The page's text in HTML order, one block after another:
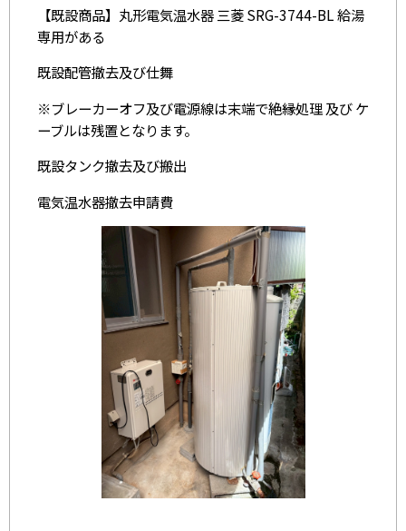
【既設商品】丸形電気温水器 三菱 SRG-3744-BL 給湯
専用がある
既設配管撤去及び仕舞
※ブレーカーオフ及び電源線は末端で絶縁処理 及び ケ
ーブルは残置となります。
既設タンク撤去及び搬出
電気温水器撤去申請費